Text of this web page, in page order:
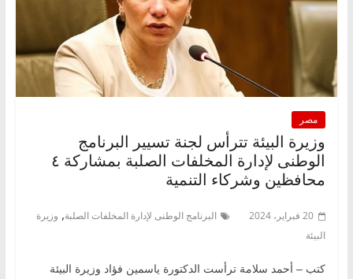
مصر
وزيرة البيئة تترأس لجنة تسيير البرنامج
الوطنى لإدارة المخلفات الصلبة بمشاركة ٤
محافظين وشركاء التنمية
20 فبراير، 2024 البرنامج الوطنى لإدارة المخلفات الصلبة, وزيرة
البيئة
كتب – أحمد سلامة ترأست الدكتورة ياسمين فؤاد وزيرة البيئة